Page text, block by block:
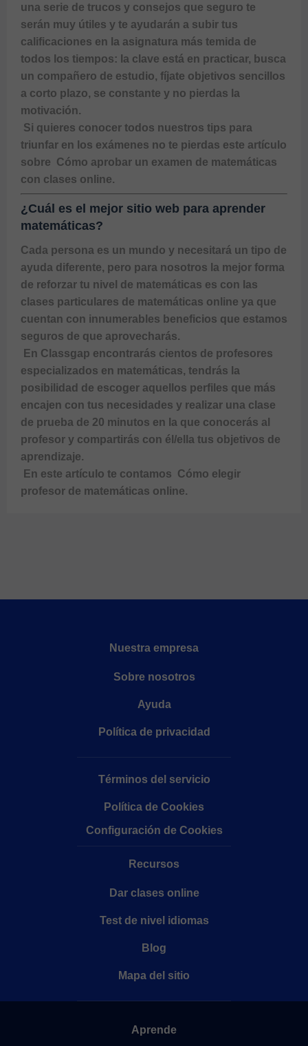
una serie de trucos y consejos que seguro te
serán muy útiles y te ayudarán a subir tus
calificaciones en la asignatura más temida de
todos los tiempos: la clave está en practicar, busca
un compañero de estudio, fíjate objetivos sencillos
a corto plazo, se constante y no pierdas la
motivación.
triunfar en los exámenes no te pierdas este artículo
sobre Cómo aprobar un examen de matemáticas
con clases online.
¿Cuál es el mejor sitio web para aprender
matemáticas?
Cada persona es un mundo y necesitará un tipo de
ayuda diferente, pero para nosotros la mejor forma
de reforzar tu nivel de matemáticas es con las
clases particulares de matemáticas online ya que
cuentan con innumerables beneficios que estamos
seguros de que aprovecharás.
especializados en matemáticas, tendrás la
posibilidad de escoger aquellos perfiles que más
encajen con tus necesidades y realizar una clase
de prueba de 20 minutos en la que conocerás al
profesor y compartirás con él/ella tus objetivos de
aprendizaje.
En este artículo te contamos Cómo elegir
profesor de matemáticas online.
Nuestra empresa
Sobre nosotros
Ayuda
Política de privacidad
Términos del servicio
Política de Cookies
Configuración de Cookies
Recursos
Dar clases online
Test de nivel idiomas
Blog
Mapa del sitio
Aprende